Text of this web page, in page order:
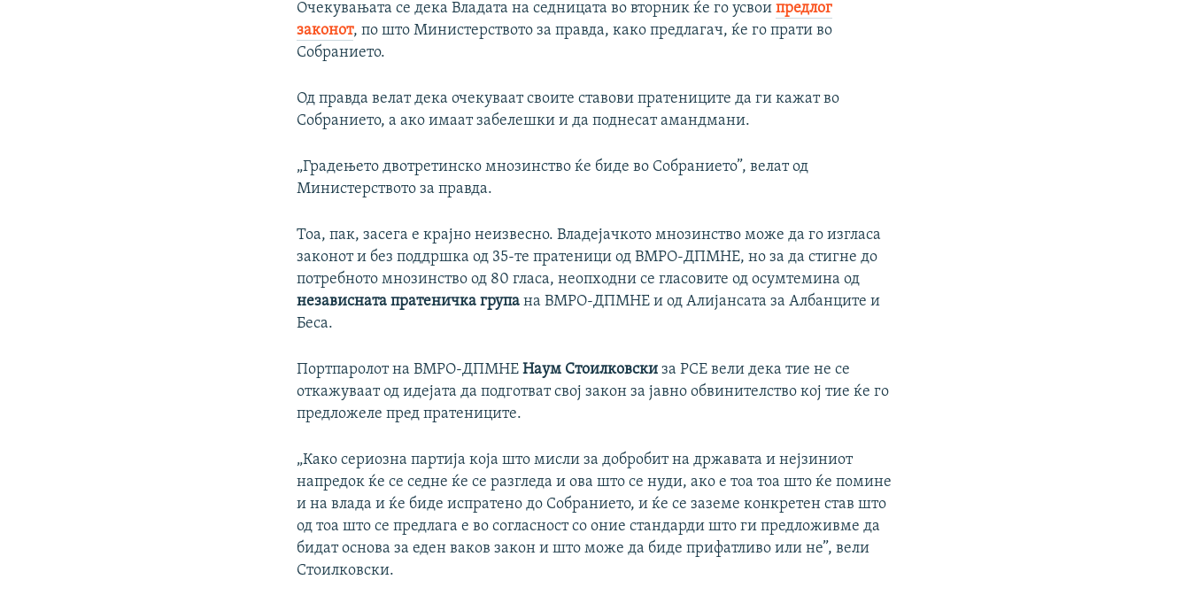
Очекувањата се дека Владата на седницата во вторник ќе го усвоипредлог
законот, по што Министерството за правда, како предлагач, ќе го прати во
Собранието.
Од правда велат дека очекуваат своите ставови пратениците да ги кажат во
Собранието, а ако имаат забелешки и да поднесат амандмани.
„Градењето двотретинско мнозинство ќе биде во Собранието”, велат од
Министерството за правда.
Тоа, пак, засега е крајно неизвесно. Владејачкото мнозинство може да го изгласа
законот и без поддршка од 35-те пратеници од ВМРО-ДПМНЕ, но за да стигне до
потребното мнозинство од 80 гласа, неопходни се гласовите од осумтемина од
независната пратеничка група на ВМРО-ДПМНЕ и од Алијансата за Албанците и
Беса.
Портпаролот на ВМРО-ДПМНЕ Наум Стоилковски за РСЕ вели дека тие не се
откажуваат од идејата да подготват свој закон за јавно обвинителство кој тие ќе го
предложеле пред пратениците.
„Како сериозна партија која што мисли за добробит на државата и нејзиниот
напредок ќе се седне ќе се разгледа и ова што се нуди, ако е тоа тоа што ќе помине
и на влада и ќе биде испратено до Собранието, и ќе се заземе конкретен став што
од тоа што се предлага е во согласност со оние стандарди што ги предложивме да
бидат основа за еден ваков закон и што може да биде прифатливо или не”, вели
Стоилковски.